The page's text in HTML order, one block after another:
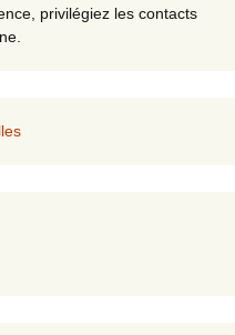
privilégiez les contacts